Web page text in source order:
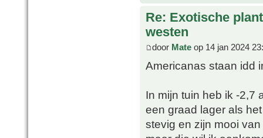
Re: Exotische
westen
door Mate op 14 jan 2024
Americanas staan idd
In mijn tuin heb ik -2,7
een graad lager als
stevig en zijn mooi